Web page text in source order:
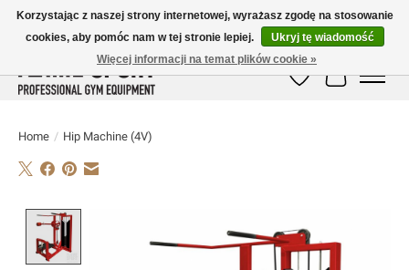
E-MAIL:info@flame-sport.deTEL.: +49 1525 9705 011
Lista życzeń
Koszyk
Home / Hip Machine (4V)
Korzystając z naszej strony internetowej, wyrażasz zgodę na stosowanie
cookies, aby pomóc nam w tej stronie lepiej.
Ukryj tę wiadomość
Więcej informacji na temat plików cookie »